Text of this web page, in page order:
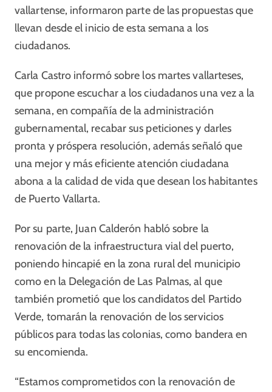
vallartense, informaron parte de las propuestas que
llevan desde el inicio de esta semana a los
ciudadanos.
Carla Castro informó sobre los martes vallarteses,
que propone escuchar a los ciudadanos una vez a la
semana, en compañía de la administración
gubernamental, recabar sus peticiones y darles
pronta y próspera resolución, además señaló que
una mejor y más eficiente atención ciudadana
abona a la calidad de vida que desean los habitantes
de Puerto Vallarta.
Por su parte, Juan Calderón habló sobre la
renovación de la infraestructura vial del puerto,
poniendo hincapié en la zona rural del municipio
como en la Delegación de Las Palmas, al que
también prometió que los candidatos del Partido
Verde, tomarán la renovación de los servicios
públicos para todas las colonias, como bandera en
su encomienda.
“Estamos comprometidos con la renovación de